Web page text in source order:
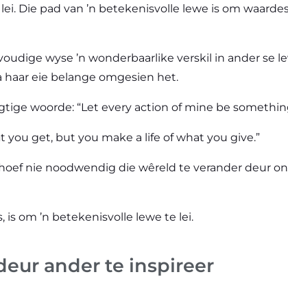
Die pad van ’n betekenisvolle lewe is om
wyse ’n wonderbaarlike verskil in ander se
eie belange omgesien het.
woorde: “Let every action of mine be
get, but you make a life of what you give.”
nie noodwendig die wêreld te verander deur
is om ’n betekenisvolle lewe te lei.
ander te inspireer